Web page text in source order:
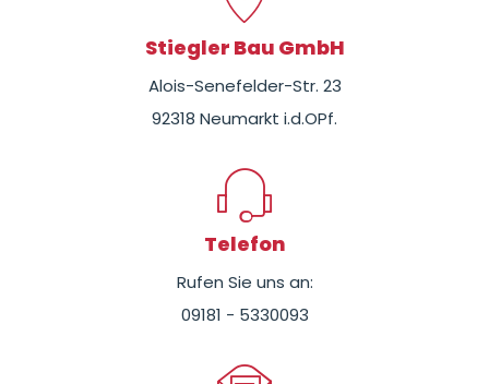
Stiegler Bau GmbH
Alois-Senefelder-Str. 23
92318 Neumarkt i.d.OPf.
Telefon
Rufen Sie uns an:
09181 - 5330093